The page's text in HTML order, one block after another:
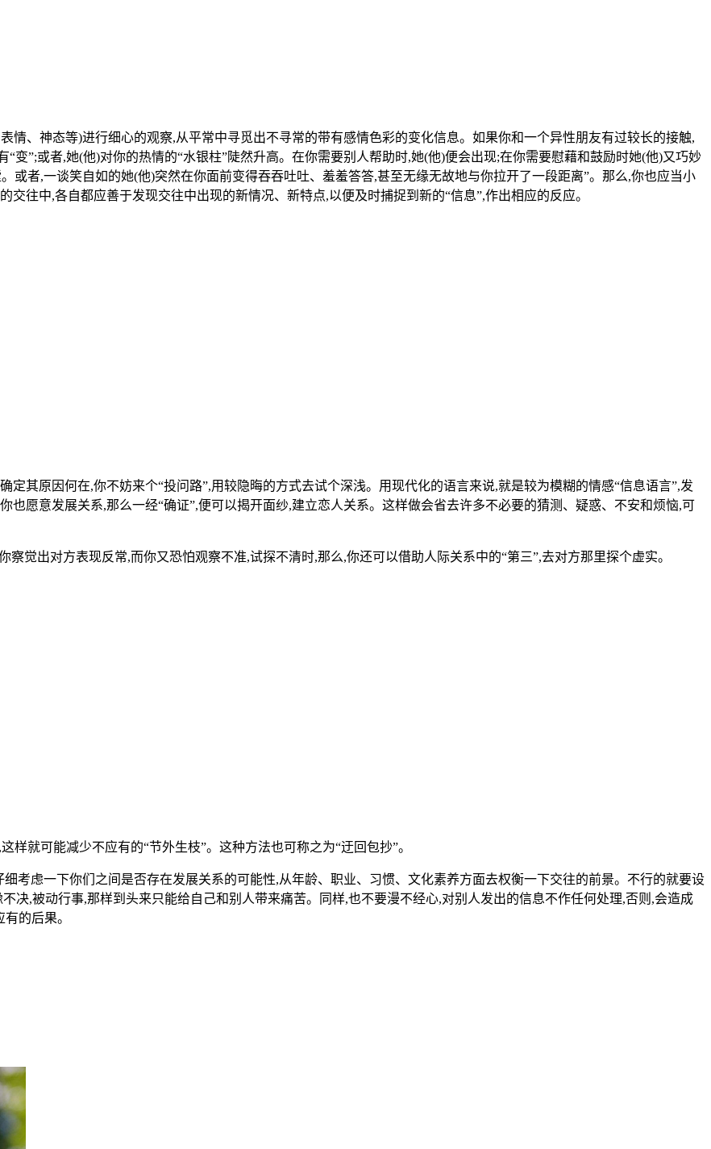
情、神态等)进行细心的观察,从平常中寻觅出不寻常的带有感情色彩的变化信息。如果你和一个异性朋友有过较长的接触,
变”;或者,她(他)对你的热情的“水银柱”陡然升高。在你需要别人帮助时,她(他)便会出现;在你需要慰藉和鼓励时她(他)又巧妙
或者,一谈笑自如的她(他)突然在你面前变得吞吞吐吐、羞羞答答,甚至无缘无故地与你拉开了一段距离”。那么,你也应当小
往中,各自都应善于发现交往中出现的新情况、新特点,以便及时捕捉到新的“信息”,作出相应的反应。
定其原因何在,你不妨来个“投问路”,用较隐晦的方式去试个深浅。用现代化的语言来说,就是较为模糊的情感“信息语言”,发
也愿意发展关系,那么一经“确证”,便可以揭开面纱,建立恋人关系。这样做会省去许多不必要的猜测、疑惑、不安和烦恼,可
察觉出对方表现反常,而你又恐怕观察不准,试探不清时,那么,你还可以借助人际关系中的“第三”,去对方那里探个虚实。
样就可能减少不应有的“节外生枝”。这种方法也可称之为“迂回包抄”。
考虑一下你们之间是否存在发展关系的可能性,从年龄、职业、习惯、文化素养方面去权衡一下交往的前景。不行的就要设
决,被动行事,那样到头来只能给自己和别人带来痛苦。同样,也不要漫不经心,对别人发出的信息不作任何处理,否则,会造成
的后果。